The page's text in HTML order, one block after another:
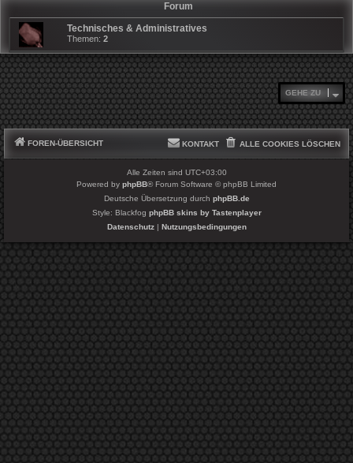
Forum
Technisches & Administratives
Themen: 2
GEHE ZU
FOREN-ÜBERSICHT ALLE COOKIES LÖSCHEN
KONTAKT
Alle Zeiten sind UTC+03:00
Powered by phpBB® Forum Software © phpBB Limited
Deutsche Übersetzung durch phpBB.de
Style: Blackfog phpBB skins by Tastenplayer
Datenschutz| Nutzungsbedingungen